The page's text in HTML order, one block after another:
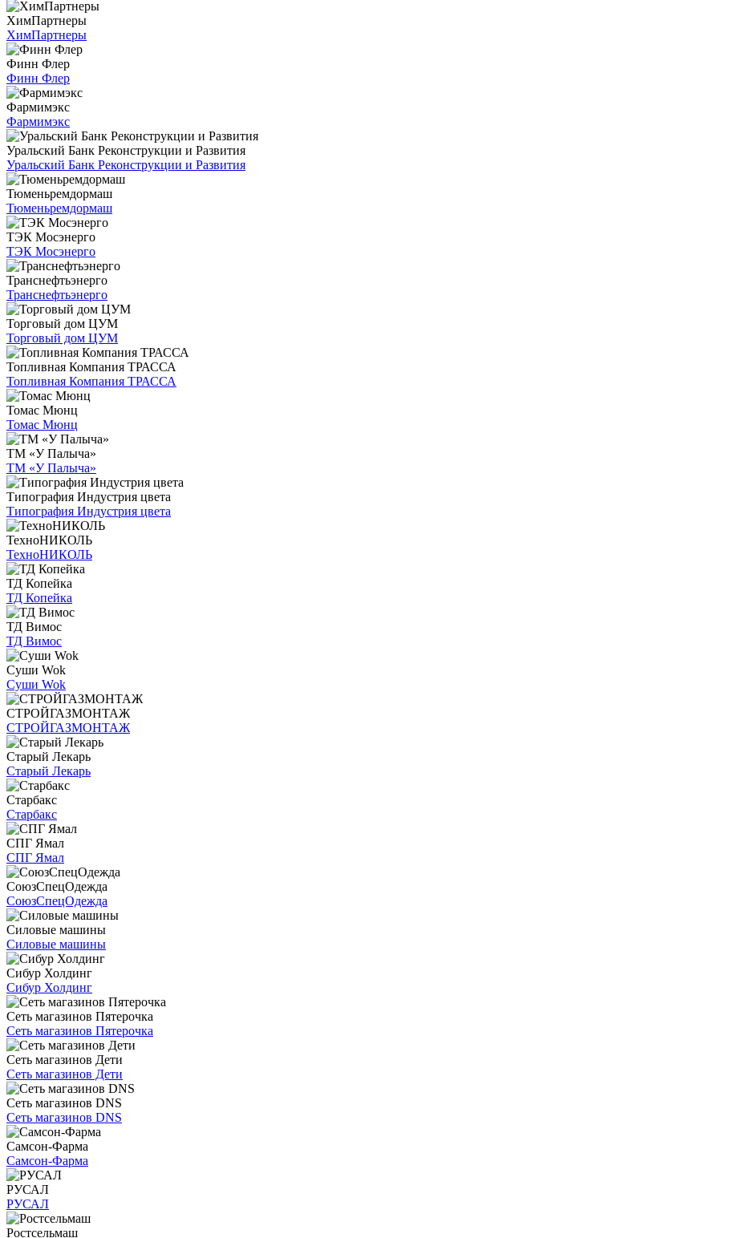
ХимПартнеры
ХимПартнеры
Финн Флер
Финн Флер
Фармимэкс
Фармимэкс
Уральский Банк Реконструкции и Развития
Уральский Банк Реконструкции и Развития
Тюменьремдормаш
Тюменьремдормаш
ТЭК Мосэнерго
ТЭК Мосэнерго
Транснефтьэнерго
Транснефтьэнерго
Торговый дом ЦУМ
Торговый дом ЦУМ
Топливная Компания ТРАССА
Топливная Компания ТРАССА
Томас Мюнц
Томас Мюнц
ТМ «У Палыча»
ТМ «У Палыча»
Типография Индустрия цвета
Типография Индустрия цвета
ТехноНИКОЛЬ
ТехноНИКОЛЬ
ТД Копейка
ТД Копейка
ТД Вимос
ТД Вимос
Суши Wok
Суши Wok
СТРОЙГАЗМОНТАЖ
СТРОЙГАЗМОНТАЖ
Старый Лекарь
Старый Лекарь
Старбакс
Старбакс
СПГ Ямал
СПГ Ямал
СоюзСпецОдежда
СоюзСпецОдежда
Силовые машины
Силовые машины
Сибур Холдинг
Сибур Холдинг
Сеть магазинов Пятерочка
Сеть магазинов Пятерочка
Сеть магазинов Дети
Сеть магазинов Дети
Сеть магазинов DNS
Сеть магазинов DNS
Самсон-Фарма
Самсон-Фарма
РУСАЛ
РУСАЛ
Ростсельмаш